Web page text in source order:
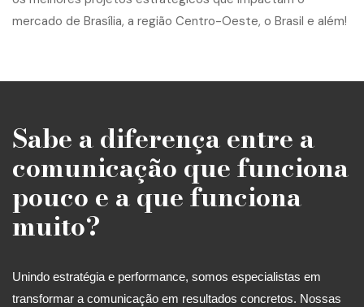
Sabe a diferença entre a
comunicação que funciona
pouco e a que funciona
muito?
Unindo estratégia e performance, somos especialistas em
transformar a comunicação em resultados concretos. Nossas